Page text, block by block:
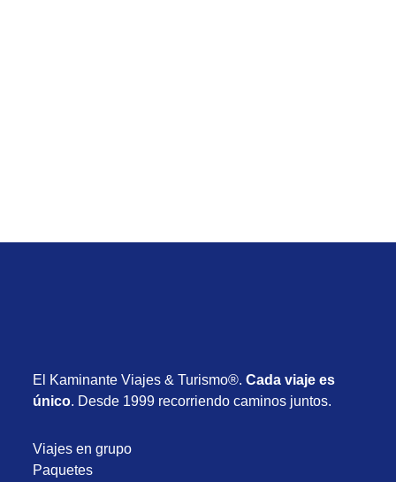
El Kaminante Viajes & Turismo®.Cada viaje es
único. Desde 1999 recorriendo caminos juntos.
Viajes en grupo
Paquetes